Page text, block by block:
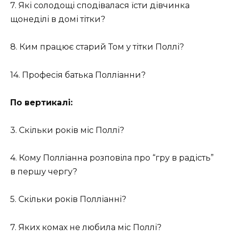
7. Які солодощі сподівалася їсти дівчинка
щонеділі в домі тітки?
8. Ким працює старий Том у тітки Поллі?
14. Професія батька Полліанни?
По вертикалі:
3. Скільки років міс Поллі?
4. Кому Полліанна розповіла про “гру в радість”
в першу чергу?
5. Скільки років Полліанні?
7. Яких комах не любила міс Поллі?